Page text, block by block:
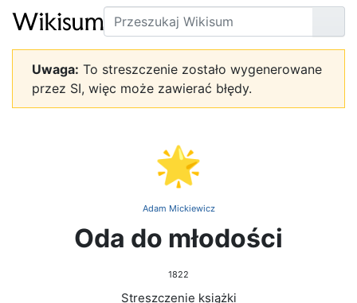
Szukaj
Uwaga: To streszczenie zostało wygenerowane
przez SI, więc może zawierać błędy.
🌟
Adam Mickiewicz
Oda do młodości
1822
Streszczenie książki